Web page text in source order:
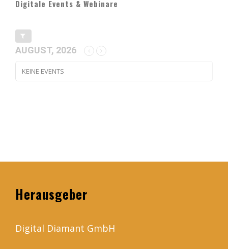
Digitale Events & Webinare
AUGUST, 2026
KEINE EVENTS
Herausgeber
Digital Diamant GmbH